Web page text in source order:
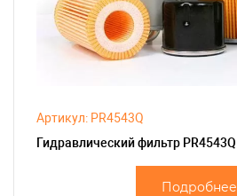
Артикул: PR4543Q
Гидравлический фильтр PR4543Q
Подробнее